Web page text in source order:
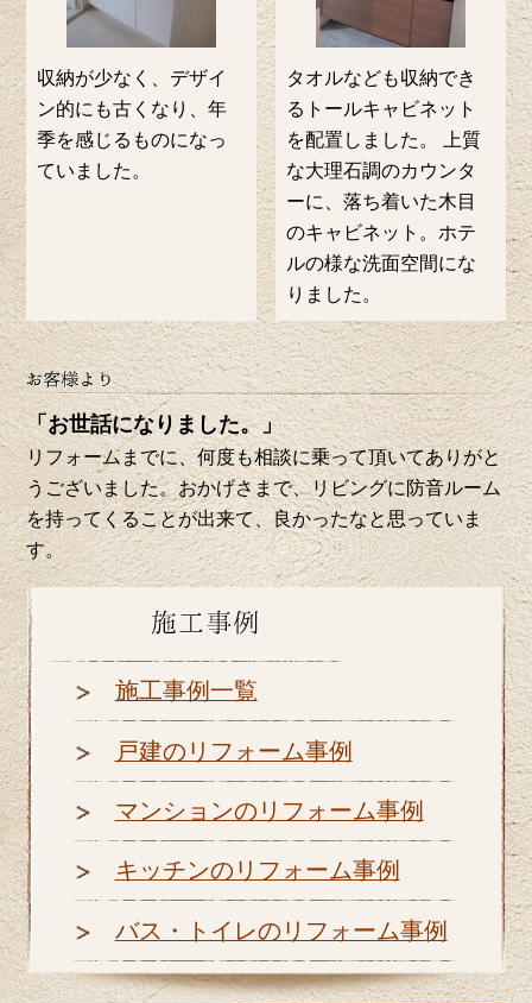
収納が少なく、デザイ
ン的にも古くなり、年
季を感じるものになっ
ていました。
タオルなども収納でき
るトールキャビネット
を配置しました。 上質
な大理石調のカウンタ
ーに、落ち着いた木目
のキャビネット。ホテ
ルの様な洗面空間にな
りました。
「お世話になりました。」
リフォームまでに、何度も相談に乗って頂いてありがと
うございました。おかげさまで、リビングに防音ルーム
を持ってくることが出来て、良かったなと思っていま
す。
施工事例一覧
戸建のリフォーム事例
マンションのリフォーム事例
キッチンのリフォーム事例
バス・トイレのリフォーム事例